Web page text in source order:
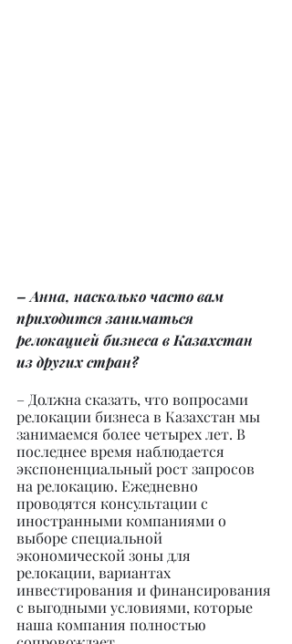
– Анна, насколько часто вам
приходится заниматься
релокацией бизнеса в Казахстан
из других стран?
– Должна сказать, что вопросами
релокации бизнеса в Казахстан мы
занимаемся более четырех лет. В
последнее время наблюдается
экспоненциальный рост запросов
на релокацию. Ежедневно
проводятся консультации с
иностранными компаниями о
выборе специальной
экономической зоны для
релокации, вариантах
инвестирования и финансирования
с выгодными условиями, которые
наша компания полностью